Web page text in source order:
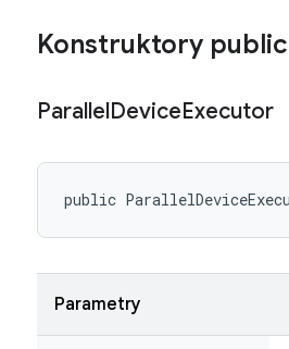
Konstruktory
ParallelDeviceExecutor
public
Parametry